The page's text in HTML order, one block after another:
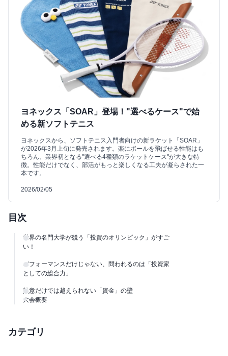
ヨネックス「SOAR」登場！"選べるケース"で始
める新ソフトテニス
ヨネックスから、ソフトテニス入門者向けの新ラケット「SOAR」
が2026年3月上旬に発売されます。楽にボールを飛ばせる性能はも
ちろん、業界初となる"選べる4種類のラケットケース"が大きな特
徴。性能だけでなく、部活がもっと楽しくなる工夫が凝らされた一
本です。
2026/02/05
目次
世界の名門大学が競う「投資のオリンピック」がすご
い！
パフォーマンスだけじゃない、問われるのは「投資家
としての総合力」
熱意だけでは越えられない「資金」の壁
大会概要
カテゴリ